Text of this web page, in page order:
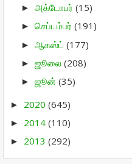
► அக்டோபர் (15)
► செப்டம்பர் (191)
► ஆகஸ்ட் (177)
► ஜூலை (208)
► ஜூன் (35)
► 2020 (645)
► 2014 (110)
► 2013 (292)